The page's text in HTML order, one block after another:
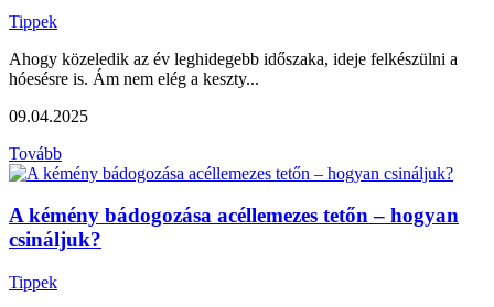
Tippek
Ahogy közeledik az év leghidegebb időszaka, ideje felkészülni a
hóesésre is. Ám nem elég a keszty...
09.04.2025
Tovább
A kémény bádogozása acéllemezes tetőn – hogyan
csináljuk?
Tippek